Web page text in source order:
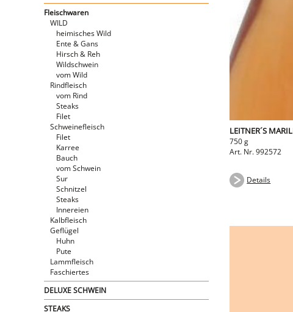
Fleischwaren
WILD
heimisches Wild
Ente & Gans
Hirsch & Reh
Wildschwein
vom Wild
Rindfleisch
vom Rind
Steaks
Filet
Schweinefleisch
Filet
Karree
Bauch
vom Schwein
Sur
Schnitzel
Steaks
Innereien
Kalbfleisch
Geflügel
Huhn
Pute
Lammfleisch
Faschiertes
DELUXE SCHWEIN
STEAKS
LEITNER´S
750 g
Art. Nr. 992572
Details